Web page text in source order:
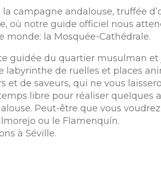
campagne andalouse, truffée
où notre guide officiel nous
monde: la Mosquée-Cathédrale.
guidée du quartier musulman et
labyrinthe de ruelles et places
et de saveurs, qui ne vous
libre pour réaliser quelques
Peut-être que vous
ou le Flamenquín.
à Séville.